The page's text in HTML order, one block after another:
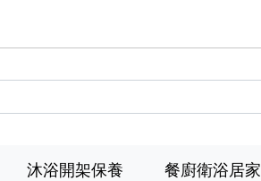
沐浴開架保養 餐廚衛浴居家